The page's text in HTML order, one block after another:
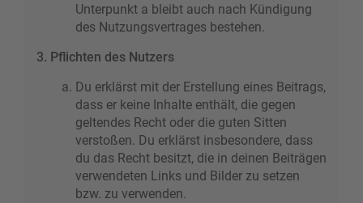
Unterpunkt a bleibt auch nach Kündigung
des Nutzungsvertrages bestehen.
3. Pflichten des Nutzers
Du erklärst mit der Erstellung eines Beitrags,
dass er keine Inhalte enthält, die gegen
geltendes Recht oder die guten Sitten
verstoßen. Du erklärst insbesondere, dass
du das Recht besitzt, die in deinen Beiträgen
verwendeten Links und Bilder zu setzen
bzw. zu verwenden.